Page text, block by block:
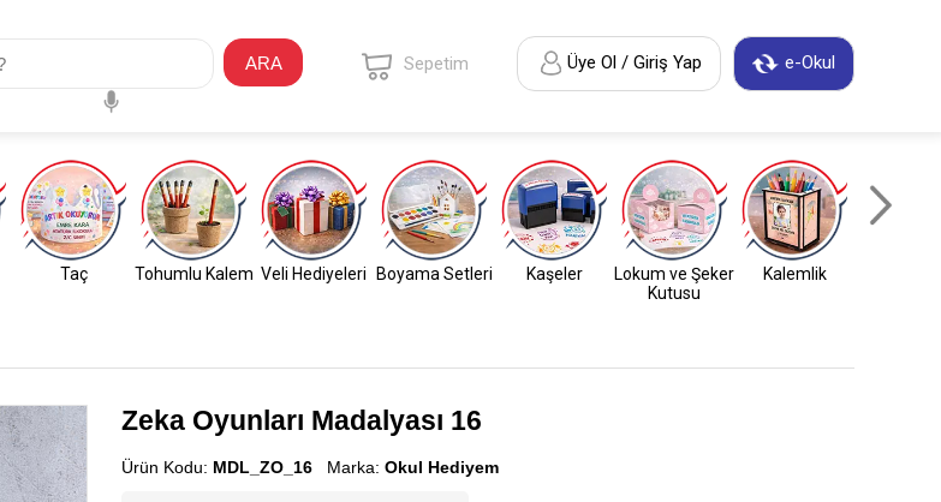
ARA e-Okul
Üye Ol / Giriş Yap
Sepetim
Taç Tohumlu Kalem Veli Hediyeleri Boyama Setleri Kaşeler
Lokum ve Şeker
Kutusu
Kalemlik
Zeka Oyunları Madalyası 16
Ürün Kodu: MDL_ZO_16 Marka: Okul Hediyem